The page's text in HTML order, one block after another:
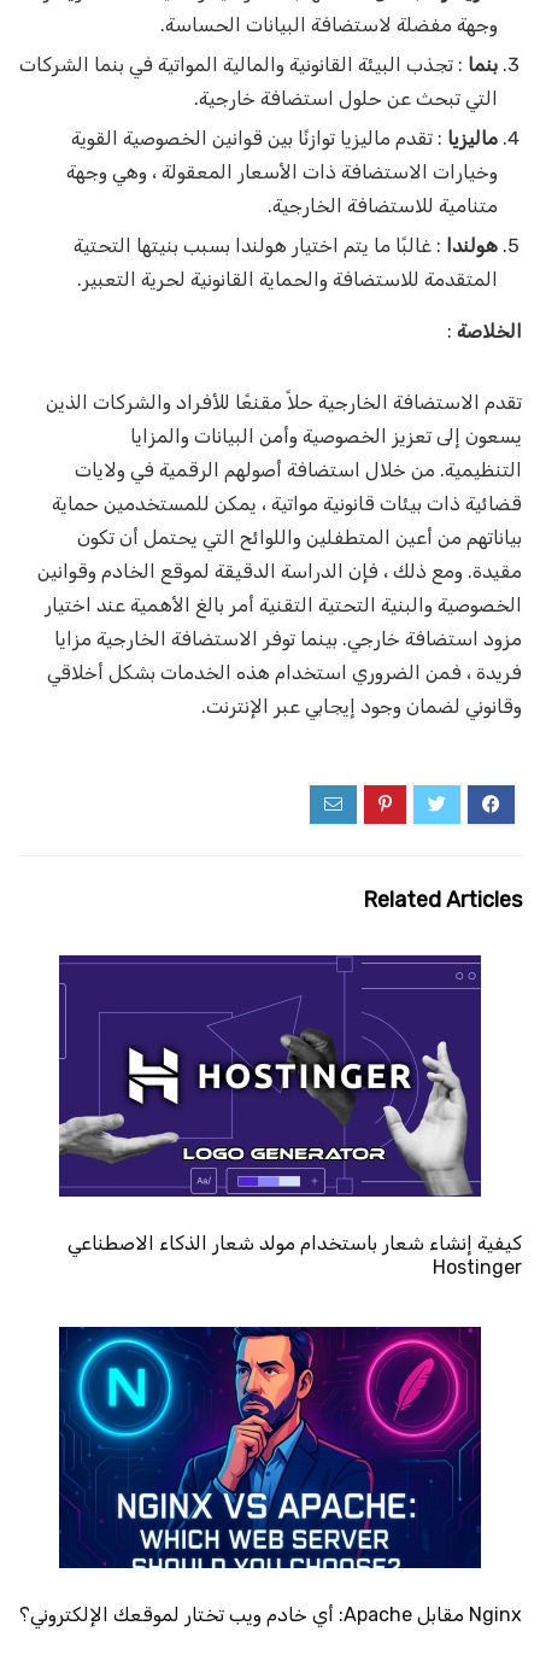
وجهة مفضلة لاستضافة البيانات الحساسة.
بنما : تجذب البيئة القانونية والمالية المواتية في بنما الشركات
التي تبحث عن حلول استضافة خارجية.
ماليزيا : تقدم ماليزيا توازنًا بين قوانين الخصوصية القوية
وخيارات الاستضافة ذات الأسعار المعقولة ، وهي وجهة
متنامية للاستضافة الخارجية.
هولندا : غالبًا ما يتم اختيار هولندا بسبب بنيتها التحتية
المتقدمة للاستضافة والحماية القانونية لحرية التعبير.
الخلاصة :
تقدم الاستضافة الخارجية حلاً مقنعًا للأفراد والشركات الذين
يسعون إلى تعزيز الخصوصية وأمن البيانات والمزايا
التنظيمية. من خلال استضافة أصولهم الرقمية في ولايات
قضائية ذات بيئات قانونية مواتية ، يمكن للمستخدمين حماية
بياناتهم من أعين المتطفلين واللوائح التي يحتمل أن تكون
مقيدة. ومع ذلك ، فإن الدراسة الدقيقة لموقع الخادم وقوانين
الخصوصية والبنية التحتية التقنية أمر بالغ الأهمية عند اختيار
مزود استضافة خارجي. بينما توفر الاستضافة الخارجية مزايا
فريدة ، فمن الضروري استخدام هذه الخدمات بشكل أخلاقي
وقانوني لضمان وجود إيجابي عبر الإنترنت.
Related Articles
كيفية إنشاء شعار باستخدام مولد شعار الذكاء الاصطناعي
Hostinger
Nginx مقابل Apache: أي خادم ويب تختار لموقعك الإلكتروني؟